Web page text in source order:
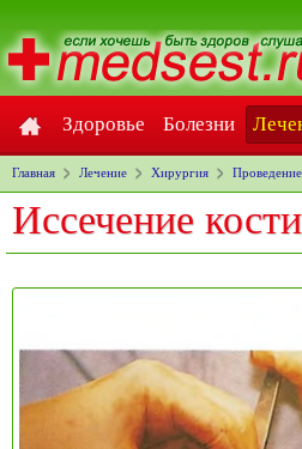
Здоровье Болезни
Главная Лечение Хирургия
Иссечение кости